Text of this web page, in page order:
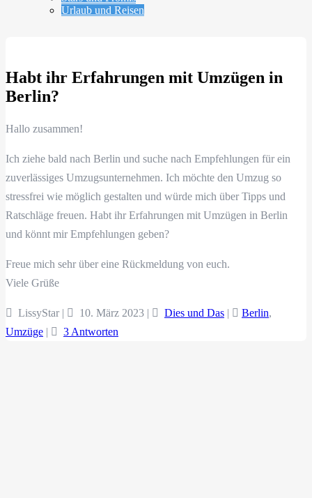
Urlaub und Reisen
Habt ihr Erfahrungen mit Umzügen in
Berlin?
Hallo zusammen!
Ich ziehe bald nach Berlin und suche nach Empfehlungen für ein
zuverlässiges Umzugsunternehmen. Ich möchte den Umzug so
stressfrei wie möglich gestalten und würde mich über Tipps und
Ratschläge freuen. Habt ihr Erfahrungen mit Umzügen in Berlin
und könnt mir Empfehlungen geben?
Freue mich sehr über eine Rückmeldung von euch.
Viele Grüße
LissyStar | 10. März 2023 | Dies und Das | Berlin,
Umzüge | 3 Antworten